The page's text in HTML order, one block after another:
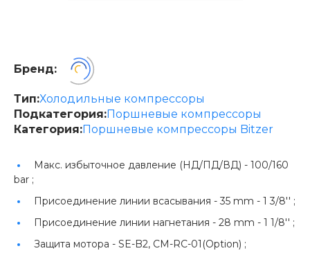
Бренд:
Тип:Холодильные компрессоры
Подкатегория:Поршневые компрессоры
Категория:Поршневые компрессоры Bitzer
Макс. избыточное давление (НД/ПД/ВД) - 100/160
bar ;
Присоединение линии всасывания - 35 mm - 1 3/8'' ;
Присоединение линии нагнетания - 28 mm - 1 1/8'' ;
Защита мотора - SE-B2, CM-RC-01(Option) ;